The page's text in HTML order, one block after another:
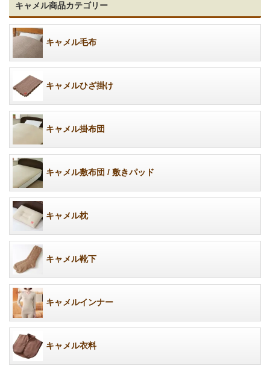
キャメル商品カテゴリー
キャメル毛布
キャメルひざ掛け
キャメル掛布団
キャメル敷布団 / 敷きパッド
キャメル枕
キャメル靴下
キャメルインナー
キャメル衣料